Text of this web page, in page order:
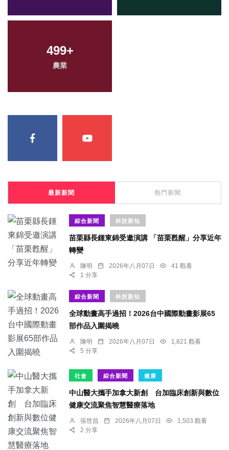
499+
農業
最新新聞 熱門新聞
綜合新聞 科技新知
苗栗縣長鍾東錦受邀演講 「苗栗甦醒」分享近年
轉變
陳明 2026年八月07日
41 觀看
1 分享
綜合新聞 科技新知
全球動畫高手過招！2026台中國際動畫影展65
部作品入圍揭曉
陳明 2026年八月07日
1,821 觀看
5 分享
社會 綜合新聞 健康
中山醫大攜手加拿大新創 台加臨床創新與數位
健康交流聚焦智慧醫療落地
張世昌 2026年八月07日
1,503 觀看
2 分享